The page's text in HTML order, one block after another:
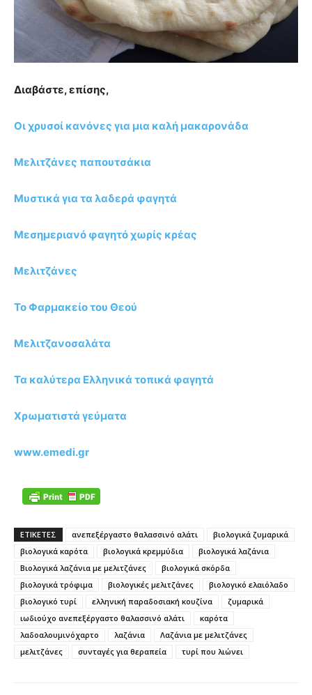
Διαβάστε, επίσης,
Οι χρυσοί κανόνες για μια καλή μακαρονάδα
Μελιτζάνες παπουτσάκια
Μυστικά για τα λαδερά φαγητά
Μεσημεριανό φαγητό χωρίς κρέας
Μελιτζάνες
Το Φαρμακείο του Θεού
Μελιτζανοσαλάτα
Τα καλύτερα Ελληνικά τοπικά φαγητά
Χρωματιστά γεύματα
www.emedi.gr
ΕΤΙΚΕΤΕΣ ανεπεξέργαστο θαλασσινό αλάτι
βιολογικά ζυμαρικά
βιολογικά καρότα
βιολογικά κρεμμύδια
βιολογικά λαζάνια
Βιολογικά λαζάνια με μελιτζάνες
βιολογικά σκόρδα
βιολογικά τρόφιμα
βιολογικές μελιτζάνες
βιολογικό ελαιόλαδο
βιολογικό τυρί
ελληνική παραδοσιακή κουζίνα
ζυμαρικά
ιωδιούχο ανεπεξέργαστο θαλασσινό αλάτι
καρότα
λαδοαλουμινόχαρτο
λαζάνια
Λαζάνια με μελιτζάνες
μελιτζάνες
συνταγές για θεραπεία τυρί που λιώνει